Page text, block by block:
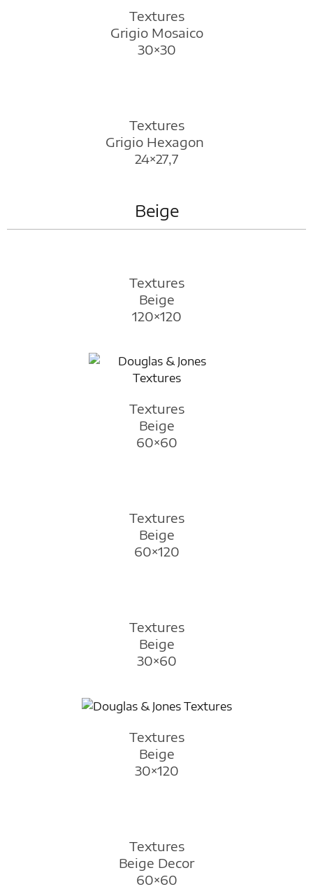
Textures
Grigio Mosaico
30×30
Textures
Grigio Hexagon
24×27,7
Beige
Textures
Beige
120×120
Textures
Beige
60×60
Textures
Beige
60×120
Textures
Beige
30×60
Textures
Beige
30×120
Textures
Beige Decor
60×60